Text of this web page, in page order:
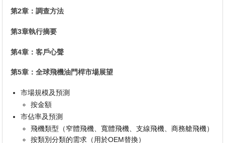
第2章：調查方法
第3章執行摘要
第4章：客戶心聲
第5章：全球飛機油門桿市場展望
市場規模及預測
按金額
市佔率及預測
飛機類型（窄體飛機、寬體飛機、支線飛機、商務艙飛機）
按類別分類的需求（用於OEM替換）